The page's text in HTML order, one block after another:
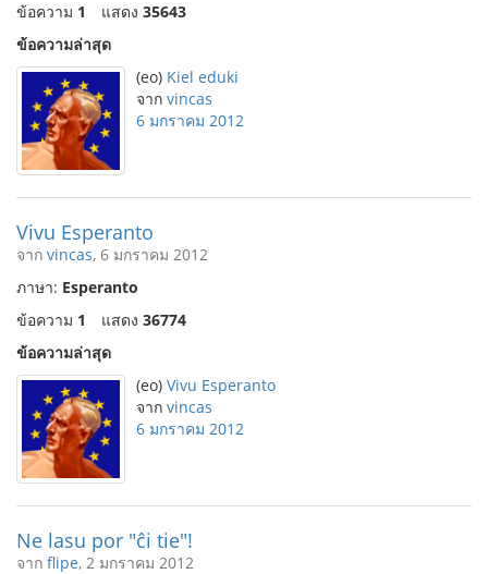
ข้อความ 1 แสดง 35643
ข้อความล่าสุด
(eo) Kiel eduki
จาก vincas
6 มกราคม 2012
Vivu Esperanto
จาก vincas, 6 มกราคม 2012
ภาษา: Esperanto
ข้อความ 1 แสดง 36774
ข้อความล่าสุด
(eo) Vivu Esperanto
จาก vincas
6 มกราคม 2012
Ne lasu por "ĉi tie"!
จาก flipe, 2 มกราคม 2012